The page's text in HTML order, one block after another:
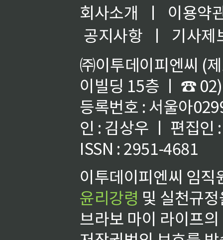
회사소개 ㅣ
이용약
공지사항
ㅣ
기사제
㈜이투데이피엔씨 (
이빌딩 15층 ㅣ ☎
등록번호 : 서울아
인 : 김상우 ㅣ 편집인
ISSN : 2951-4681
이투데이피엔씨 임
윤리강령 및 실천규
브라보 마이 라이프